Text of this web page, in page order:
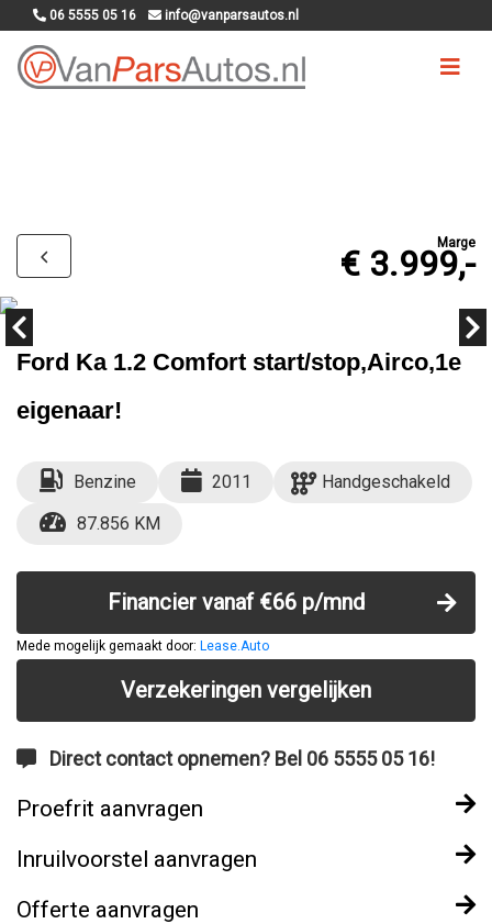
06 5555 05 16 info@vanparsautos.nl
Marge
€ 3.999,-
Ford Ka 1.2 Comfort start/stop,Airco,1e
eigenaar!
Benzine 2011
Handgeschakeld
87.856 KM
Financier vanaf €66 p/mnd
Mede mogelijk gemaakt door: Lease.Auto
Verzekeringen vergelijken
Direct contact opnemen? Bel 06 5555 05 16!
Proefrit aanvragen
Inruilvoorstel aanvragen
Offerte aanvragen